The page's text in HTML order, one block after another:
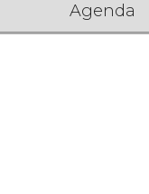
Agenda